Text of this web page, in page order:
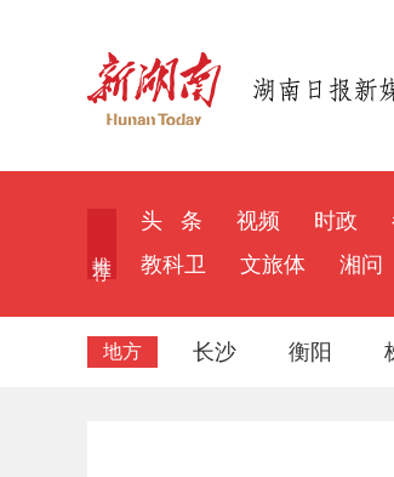
头 条 视频 时政
教科卫
文旅体 湘问
地方 长沙 衡阳